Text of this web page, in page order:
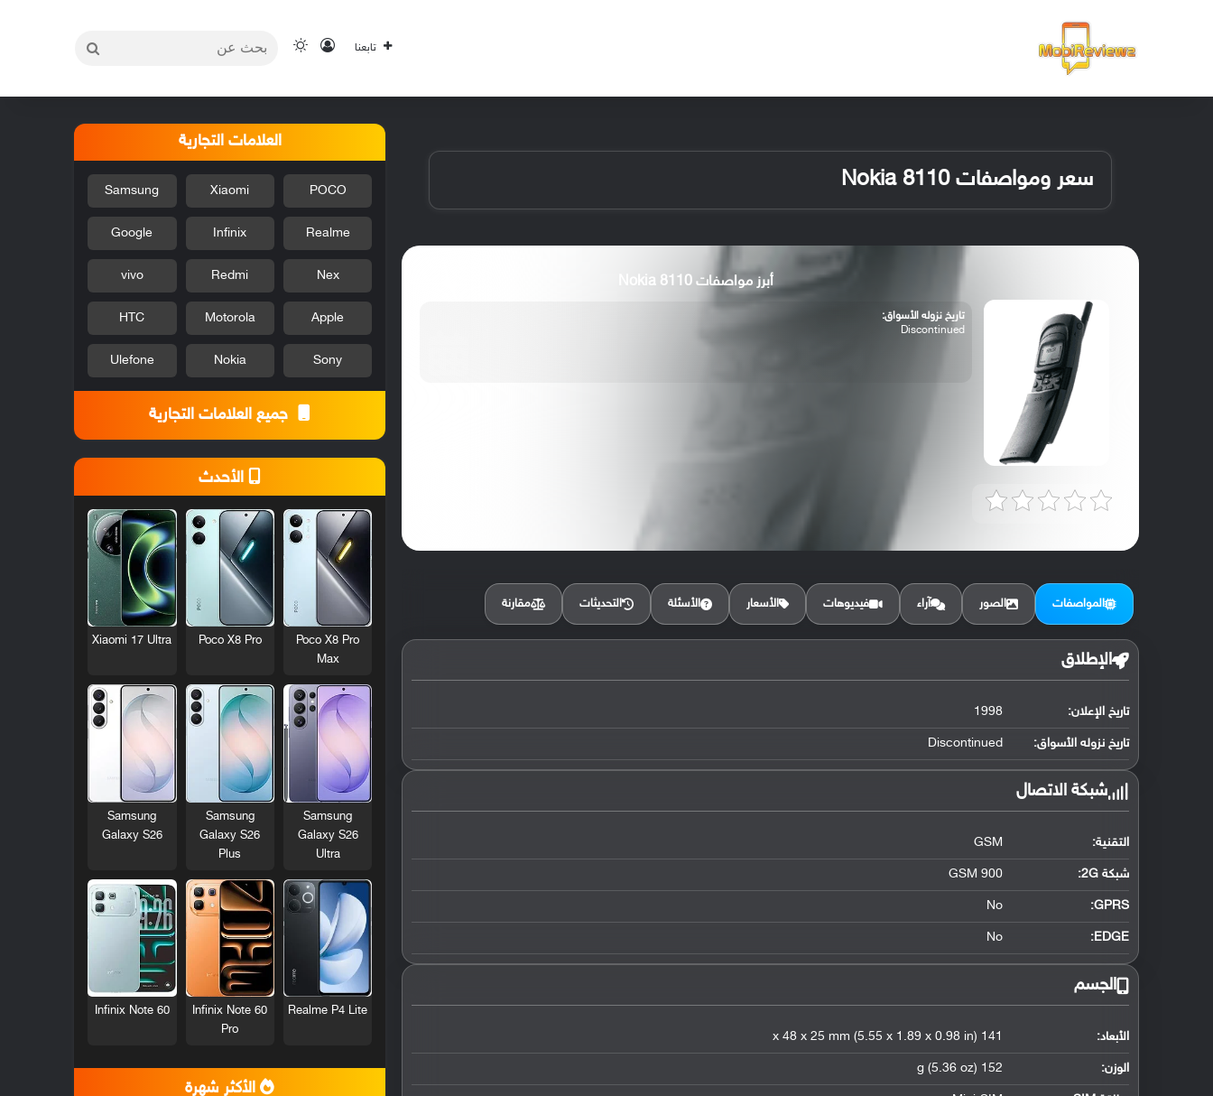
تابعنا تسجيل الدخول
الوضع المظلم
سعر ومواصفات Nokia 8110
أبرز مواصفات Nokia 8110
تاريخ نزوله الأسواق:
Discontinued
المواصفات الصور آراء فيديوهات الأسعار الأسئلة التحديثات مقارنة
الإطلاق
تاريخ الإعلان: 1998
تاريخ نزوله الأسواق: Discontinued
شبكة الاتصال
التقنية: GSM
شبكة 2G: GSM 900
GPRS:
No
EDGE:
No
الجسم
الأبعاد: 141 x 48 x 25 mm (5.55 x 1.89 x 0.98 in)
الوزن: 152 g (5.36 oz)
العلامات التجارية
POCO
Xiaomi
Samsung
Realme
Infinix
Google
Nex
Redmi
vivo
Apple
Motorola
HTC
Sony
Nokia
Ulefone
جميع العلامات التجارية
الأحدث
Poco X8 Pro
Max
Poco X8 Pro
Xiaomi 17 Ultra
Samsung
Galaxy S26
Ultra
Samsung
Galaxy S26
Plus
Samsung
Galaxy S26
Realme P4 Lite
Infinix Note 60
Pro
Infinix Note 60
الأكثر شهرة